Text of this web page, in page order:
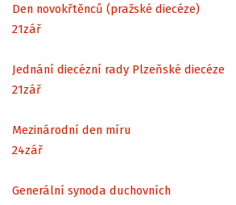
Den novokřtěnců (pražské diecéze)
21zář
Jednání diecézní rady Plzeňské diecéze
21zář
Mezinárodní den míru
24zář
Generální synoda duchovních